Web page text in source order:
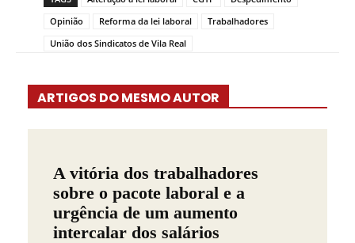
Opinião
Reforma da lei laboral
Trabalhadores
União dos Sindicatos de Vila Real
ARTIGOS DO MESMO AUTOR
A vitória dos trabalhadores
sobre o pacote laboral e a
urgência de um aumento
intercalar dos salários